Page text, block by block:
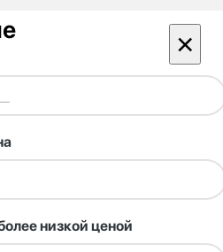
×
низкой ценой